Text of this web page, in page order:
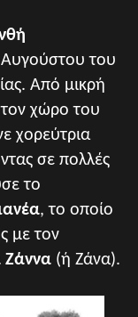
Αυγούστου του
Από μικρή
τον χώρο του
χορεύτρια
σε πολλές
το
, το οποίο
με τον
(ή Ζάνα).